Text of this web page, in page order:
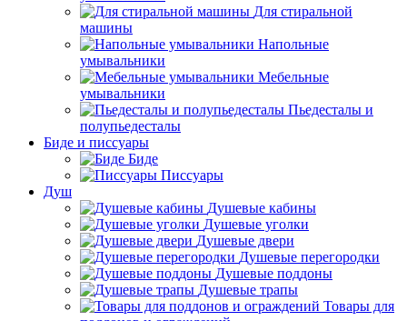
Для стиральной
машины
Напольные
умывальники
Мебельные
умывальники
Пьедесталы и
полупьедесталы
Биде и писсуары
Биде
Писсуары
Душ
Душевые кабины
Душевые уголки
Душевые двери
Душевые перегородки
Душевые поддоны
Душевые трапы
Товары для